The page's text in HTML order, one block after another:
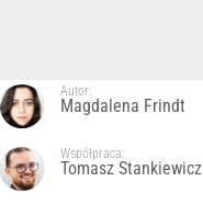
Autor:
Magdalena Frindt
Współpraca:
Tomasz Stankiewicz